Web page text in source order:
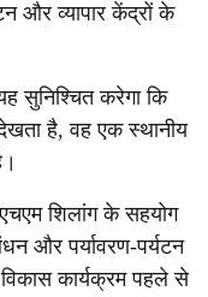
और व्यापार केंद्रों के
सुनिश्चित करेगा कि
है, वह एक स्थानीय
शिलांग के सहयोग
और पर्यावरण-पर्यटन
कार्यक्रम पहले से